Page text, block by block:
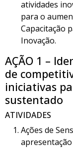
atividades
para o
Capacitação
Inovação.
AÇÃO 1 –
de
iniciativas
sustentado
ATIVIDADES
Ações de